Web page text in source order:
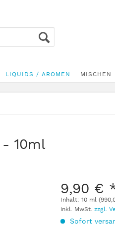
LIQUIDS / AROMEN MISCHEN
10ml
9,90 €
Inhalt:10 ml
inkl. MwSt.zzgl.
Sofort